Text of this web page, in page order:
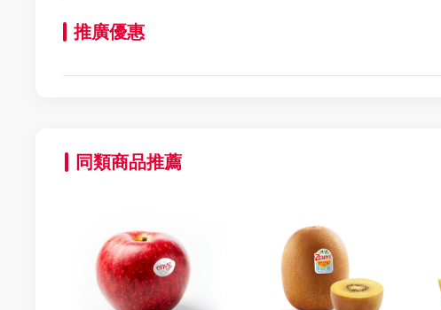
推廣優惠
同類商品推薦